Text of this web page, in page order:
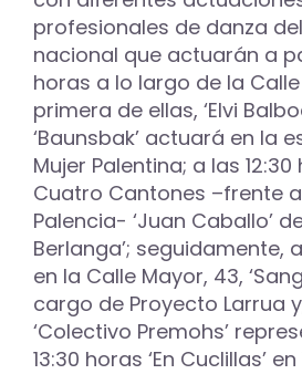
profesionales de danza
nacional que actuarán a
horas a lo largo de la Calle
primera de ellas, ‘Elvi
‘Baunsbak’ actuará en la
Mujer Palentina; a las
Cuatro Cantones –frente
Palencia- ‘Juan Caballo’
Berlanga’; seguidamente,
en la Calle Mayor, 43,
cargo de Proyecto Larrua
‘Colectivo Premohs’
13:30 horas ‘En Cuclillas’